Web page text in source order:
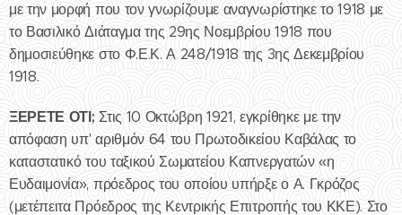
με την μορφή που τον γνωρίζουμε αναγνωρίστηκε το 1918 με
το Βασιλικό Διάταγμα της 29ης Νοεμβρίου 1918 που
δημοσιεύθηκε στο Φ.Ε.Κ. Α 248/1918 της 3ης Δεκεμβρίου
1918.
ΞΕΡΕΤΕ ΟΤΙ; Στις 10 Οκτώβρη 1921, εγκρίθηκε με την
απόφαση υπ' αριθμόν 64 του Πρωτοδικείου Καβάλας το
καταστατικό του ταξικού Σωματείου Καπνεργατών «η
Ευδαιμονία», πρόεδρος του οποίου υπήρξε ο Α. Γκρόζος
(μετέπειτα Πρόεδρος της Κεντρικής Επιτροπής του ΚΚΕ). Στο